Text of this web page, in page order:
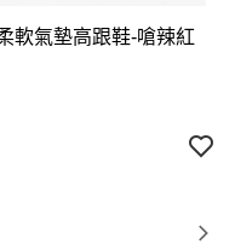
軟氣墊高跟鞋-嗆辣紅